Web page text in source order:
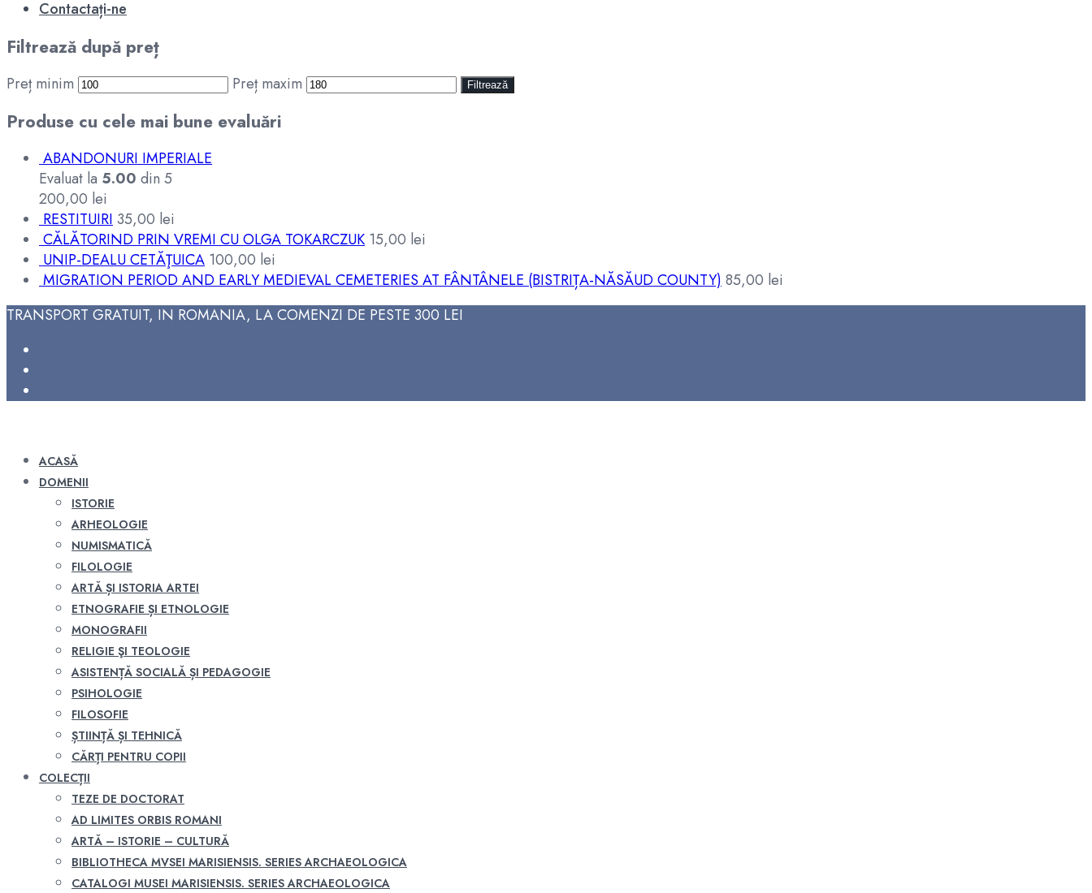
Contactați-ne
Filtrează după preț
Preț minim Preț maxim Filtrează
Produse cu cele mai bune evaluări
ABANDONURI IMPERIALE
Evaluat la 5.00 din 5
200,00 lei
RESTITUIRI 35,00 lei
CĂLĂTORIND PRIN VREMI CU OLGA TOKARCZUK 15,00 lei
UNIP-DEALU CETĂŢUICA 100,00 lei
MIGRATION PERIOD AND EARLY MEDIEVAL CEMETERIES AT FÂNTÂNELE (BISTRIȚA-NĂSĂUD COUNTY) 85,00 lei
TRANSPORT GRATUIT, IN ROMANIA, LA COMENZI DE PESTE 300 LEI
ACASĂ
DOMENII
ISTORIE
ARHEOLOGIE
NUMISMATICĂ
FILOLOGIE
ARTĂ ȘI ISTORIA ARTEI
ETNOGRAFIE ȘI ETNOLOGIE
MONOGRAFII
RELIGIE ŞI TEOLOGIE
ASISTENȚĂ SOCIALĂ ȘI PEDAGOGIE
PSIHOLOGIE
FILOSOFIE
ȘTIINȚĂ ȘI TEHNICĂ
CĂRȚI PENTRU COPII
COLECȚII
TEZE DE DOCTORAT
AD LIMITES ORBIS ROMANI
ARTĂ – ISTORIE – CULTURĂ
BIBLIOTHECA MVSEI MARISIENSIS. SERIES ARCHAEOLOGICA
CATALOGI MUSEI MARISIENSIS. SERIES ARCHAEOLOGICA